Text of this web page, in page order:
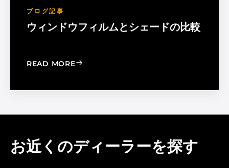
ブログ記事
ウィンドウフィルムとシェードの比較
READ MORE: WINDOW FILM VS. WINDOW
お近くのディーラーを探す